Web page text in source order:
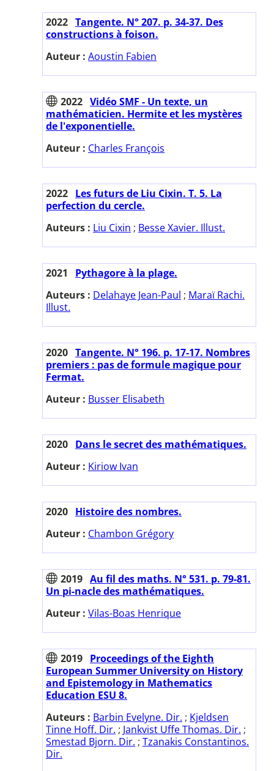
2022 Tangente. N° 207. p. 34-37. Des
constructions à foison.
Auteur : Aoustin Fabien
2022 Vidéo SMF - Un texte, un
mathématicien. Hermite et les mystères
de l'exponentielle.
Auteur : Charles François
2022 Les futurs de Liu Cixin. T. 5. La
perfection du cercle.
Auteurs : Liu Cixin ; Besse Xavier. Illust.
2021
Pythagore à la plage.
Auteurs : Delahaye Jean-Paul ; Maraï Rachi.
Illust.
2020 Tangente. N° 196. p. 17-17. Nombres
premiers : pas de formule magique pour
Fermat.
Auteur : Busser Elisabeth
2020 Dans le secret des mathématiques.
Auteur : Kiriow Ivan
2020 Histoire des nombres.
Auteur : Chambon Grégory
2019 Au fil des maths. N° 531. p. 79-81.
Un pi-nacle des mathématiques.
Auteur : Vilas-Boas Henrique
2019 Proceedings of the Eighth
European Summer University on History
and Epistemology in Mathematics
Education ESU 8.
Auteurs : Barbin Evelyne. Dir. ; Kjeldsen
Tinne Hoff. Dir. ; Jankvist Uffe Thomas. Dir. ;
Smestad Bjorn. Dir. ; Tzanakis Constantinos.
Dir.